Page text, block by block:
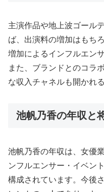
主演作品や地上波ゴール
ば、出演料の増加はもち
増加によるインフルエン
また、ブランドとのコラ
な収入チャネルも開かれ
池帆乃香の年収と
池帆乃香の年収は、女優
ンフルエンサー・イベン
構成されています。今後